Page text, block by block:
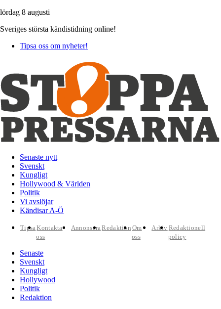
lördag 8 augusti
Sveriges största kändistidning online!
Tipsa oss om nyheter!
Senaste nytt
Svenskt
Kungligt
Hollywood & Världen
Politik
Vi avslöjar
Kändisar A-Ö
TipsaKontakta
oss
AnnonseraRedaktion Om
oss
Arkiv Redaktionell
policy
Senaste
Svenskt
Kungligt
Hollywood
Politik
Redaktion